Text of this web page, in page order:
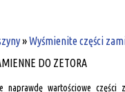
»Wyśmienite części
DO ZETORA
naprawdę wartościowe części